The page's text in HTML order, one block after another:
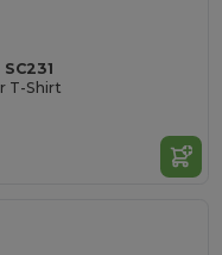
T-Shirt